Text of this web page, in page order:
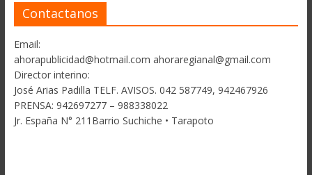
Contactanos
Email:
ahorapublicidad@hotmail.com ahoraregianal@gmail.com
Director interino:
José Arias Padilla TELF. AVISOS. 042 587749, 942467926
PRENSA: 942697277 – 988338022
Jr. España N° 211Barrio Suchiche • Tarapoto